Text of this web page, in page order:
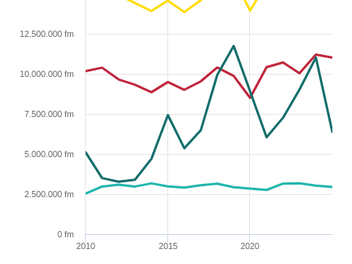
2010 2015 2020
0 fm
10.000.000 fm
2.500.000 fm
5.000.000 fm
7.500.000 fm
12.500.000 fm